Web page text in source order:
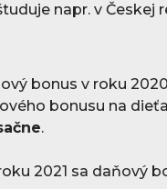
napr. v Českej
bonus v roku
bonusu na
.
2021 sa daňový